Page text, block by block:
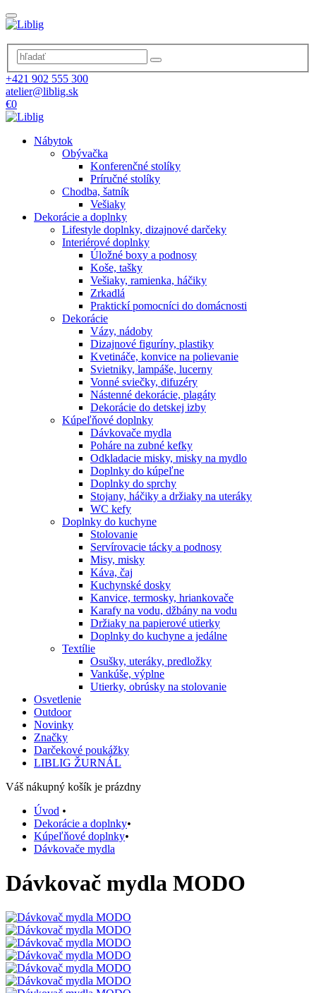
+421 902 555 300
atelier@liblig.sk
€0
Nábytok
Obývačka
Konferenčné stolíky
Príručné stolíky
Chodba, šatník
Vešiaky
Dekorácie a doplnky
Lifestyle doplnky, dizajnové darčeky
Interiérové doplnky
Úložné boxy a podnosy
Koše, tašky
Vešiaky, ramienka, háčiky
Zrkadlá
Praktickí pomocníci do domácnosti
Dekorácie
Vázy, nádoby
Dizajnové figuríny, plastiky
Kvetináče, konvice na polievanie
Svietniky, lampáše, lucerny
Vonné sviečky, difuzéry
Nástenné dekorácie, plagáty
Dekorácie do detskej izby
Kúpeľňové doplnky
Dávkovače mydla
Poháre na zubné kefky
Odkladacie misky, misky na mydlo
Doplnky do kúpeľne
Doplnky do sprchy
Stojany, háčiky a držiaky na uteráky
WC kefy
Doplnky do kuchyne
Stolovanie
Servírovacie tácky a podnosy
Misy, misky
Káva, čaj
Kuchynské dosky
Kanvice, termosky, hriankovače
Karafy na vodu, džbány na vodu
Držiaky na papierové utierky
Doplnky do kuchyne a jedálne
Textílie
Osušky, uteráky, predložky
Vankúše, výplne
Utierky, obrúsky na stolovanie
Osvetlenie
Outdoor
Novinky
Značky
Darčekové poukážky
LIBLIG ŽURNÁL
Váš nákupný košík je prázdny
Úvod •
Dekorácie a doplnky•
Kúpeľňové doplnky•
Dávkovače mydla
Dávkovač mydla MODO